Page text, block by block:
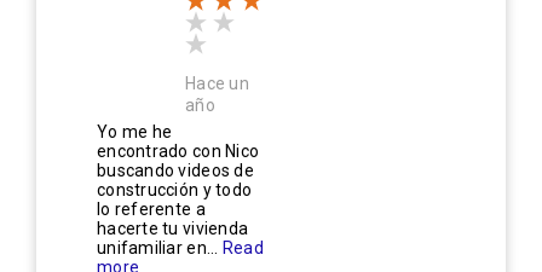
Hace un
año
Yo me he
encontrado con Nico
buscando videos de
construcción y todo
lo referente a
hacerte tu vivienda
unifamiliar en...
Read
more